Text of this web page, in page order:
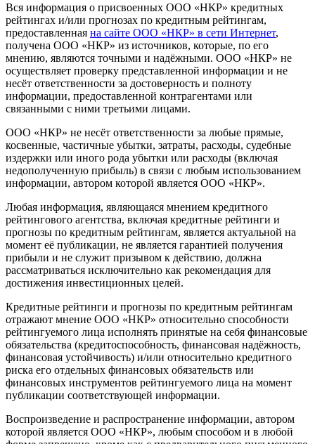
Вся информация о присвоенных ООО «НКР» кредитных
рейтингах и/или прогнозах по кредитным рейтингам,
предоставленная на сайте ООО «НКР» в сети Интернет,
получена ООО «НКР» из источников, которые, по его
мнению, являются точными и надёжными. ООО «НКР» не
осуществляет проверку представленной информации и не
несёт ответственности за достоверность и полноту
информации, предоставленной контрагентами или
связанными с ними третьими лицами.
ООО «НКР» не несёт ответственности за любые прямые,
косвенные, частичные убытки, затраты, расходы, судебные
издержки или иного рода убытки или расходы (включая
недополученную прибыль) в связи с любым использованием
информации, автором которой является ООО «НКР».
Любая информация, являющаяся мнением кредитного
рейтингового агентства, включая кредитные рейтинги и
прогнозы по кредитным рейтингам, является актуальной на
момент её публикации, не является гарантией получения
прибыли и не служит призывом к действию, должна
рассматриваться исключительно как рекомендация для
достижения инвестиционных целей.
Кредитные рейтинги и прогнозы по кредитным рейтингам
отражают мнение ООО «НКР» относительно способности
рейтингуемого лица исполнять принятые на себя финансовые
обязательства (кредитоспособность, финансовая надёжность,
финансовая устойчивость) и/или относительно кредитного
риска его отдельных финансовых обязательств или
финансовых инструментов рейтингуемого лица на момент
публикации соответствующей информации.
Воспроизведение и распространение информации, автором
которой является ООО «НКР», любым способом и в любой